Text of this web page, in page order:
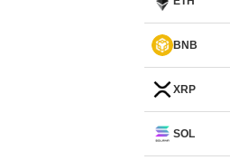
BNB
XRP
SOL